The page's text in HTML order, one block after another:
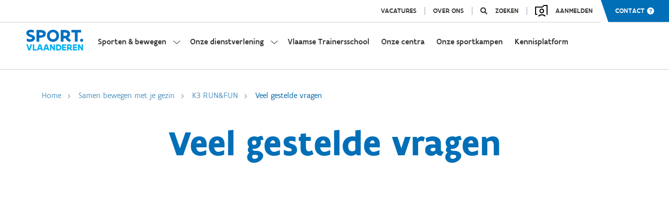
VACATURES OVER ONS ZOEKEN AANMELDEN CONTACT
Sporten & bewegen Onze dienstverlening Vlaamse Trainersschool Onze centra Onze sportkampen Kennisplatform
Home Samen bewegen met je gezin K3 RUN&FUN Veel gestelde vragen
Veel gestelde vragen